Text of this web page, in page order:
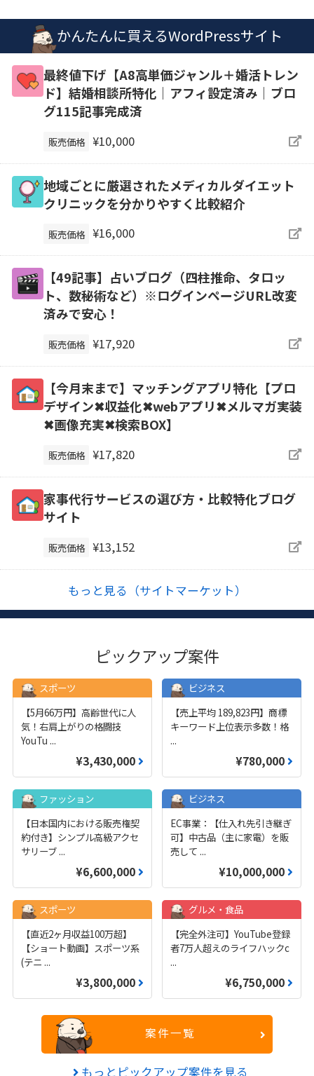
かんたんに買えるWordPressサイト
最終値下げ【A8高単価ジャンル＋婚活トレン
ド】結婚相談所特化｜アフィ設定済み｜ブロ
グ115記事完成済
販売価格 ¥10,000
地域ごとに厳選されたメディカルダイエット
クリニックを分かりやすく比較紹介
販売価格 ¥16,000
【49記事】占いブログ（四柱推命、タロッ
ト、数秘術など）※ログインページURL改変
済みで安心！
販売価格 ¥17,920
【今月末まで】マッチングアプリ特化【プロ
デザイン✖収益化✖webアプリ✖メルマガ実装
✖画像充実✖検索BOX】
販売価格 ¥17,820
家事代行サービスの選び方・比較特化ブログ
サイト
販売価格 ¥13,152
もっと見る（サイトマーケット）
ピックアップ案件
スポーツ
【5月66万円】高齢世代に人
気！右肩上がりの格闘技
YouTu ...
¥3,430,000
ビジネス
【売上平均 189,823円】商標
キーワード上位表示多数！格
...
¥780,000
ファッション
【日本国内における販売権契
約付き】シンプル高級アクセ
サリーブ ...
¥6,600,000
ビジネス
EC事業：【仕入れ先引き継ぎ
可】中古品（主に家電）を販
売して ...
¥10,000,000
スポーツ
【直近2ヶ月収益100万超】
【ショート動画】スポーツ系
(テニ ...
¥3,800,000
グルメ・食品
【完全外注可】YouTube登録
者7万人超えのライフハックc
...
¥6,750,000
案件一覧
もっとピックアップ案件を見る